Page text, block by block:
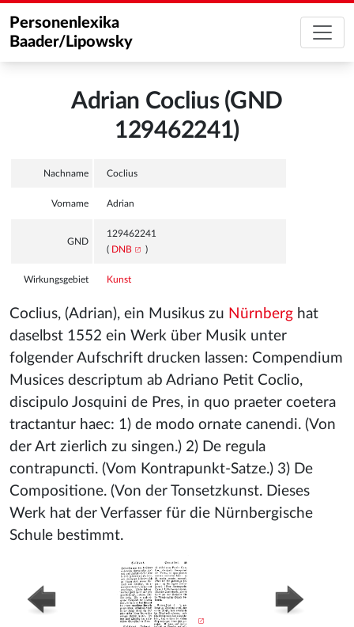
Personenlexika
Baader/Lipowsky
Adrian Coclius (GND
129462241)
Nachname Coclius
Vorname Adrian
GND
129462241
( DNB )
Wirkungsgebiet Kunst
Coclius, (Adrian), ein Musikus zu Nürnberg hat
daselbst 1552 ein Werk über Musik unter
folgender Aufschrift drucken lassen: Compendium
Musices descriptum ab Adriano Petit Coclio,
discipulo Josquini de Pres, in quo praeter coetera
tractantur haec: 1) de modo ornate canendi. (Von
der Art zierlich zu singen.) 2) De regula
contrapuncti. (Vom Kontrapunkt-Satze.) 3) De
Compositione. (Von der Tonsetzkunst. Dieses
Werk hat der Verfasser für die Nürnbergische
Schule bestimmt.